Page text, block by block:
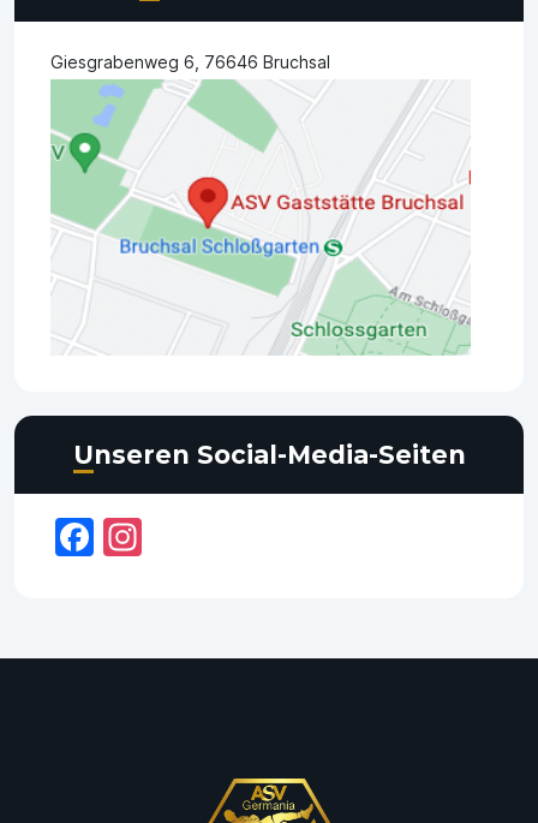
Giesgrabenweg 6, 76646 Bruchsal
Unseren Social-Media-Seiten
Facebook